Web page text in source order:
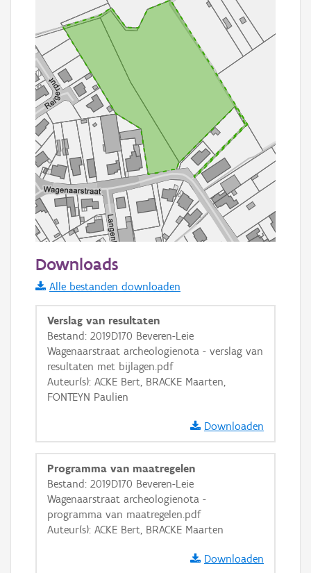
Informatie Vlaanderen
i
+ −
Basis Lagen
OSM-Basiskaart
Ortho
GRB-Basiskaart
GRB-Basiskaart in grijswaarden
Downloads
Alle bestanden downloaden
Verslag van resultaten
Bestand: 2019D170 Beveren-Leie
Wagenaarstraat archeologienota - verslag van
resultaten met bijlagen.pdf
Auteur(s): ACKE Bert, BRACKE Maarten,
FONTEYN Paulien
Downloaden
Programma van maatregelen
Bestand: 2019D170 Beveren-Leie
Wagenaarstraat archeologienota -
programma van maatregelen.pdf
Auteur(s): ACKE Bert, BRACKE Maarten
Downloaden